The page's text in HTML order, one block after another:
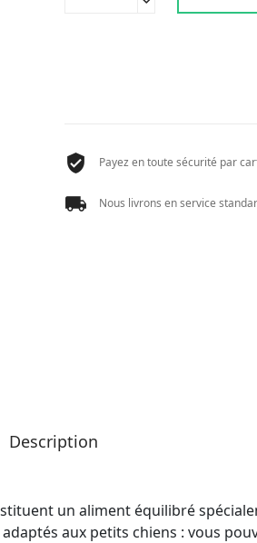
Payez en toute sécurité par
Nous livrons en service
Description
un aliment équilibré
aux petits chiens : vous